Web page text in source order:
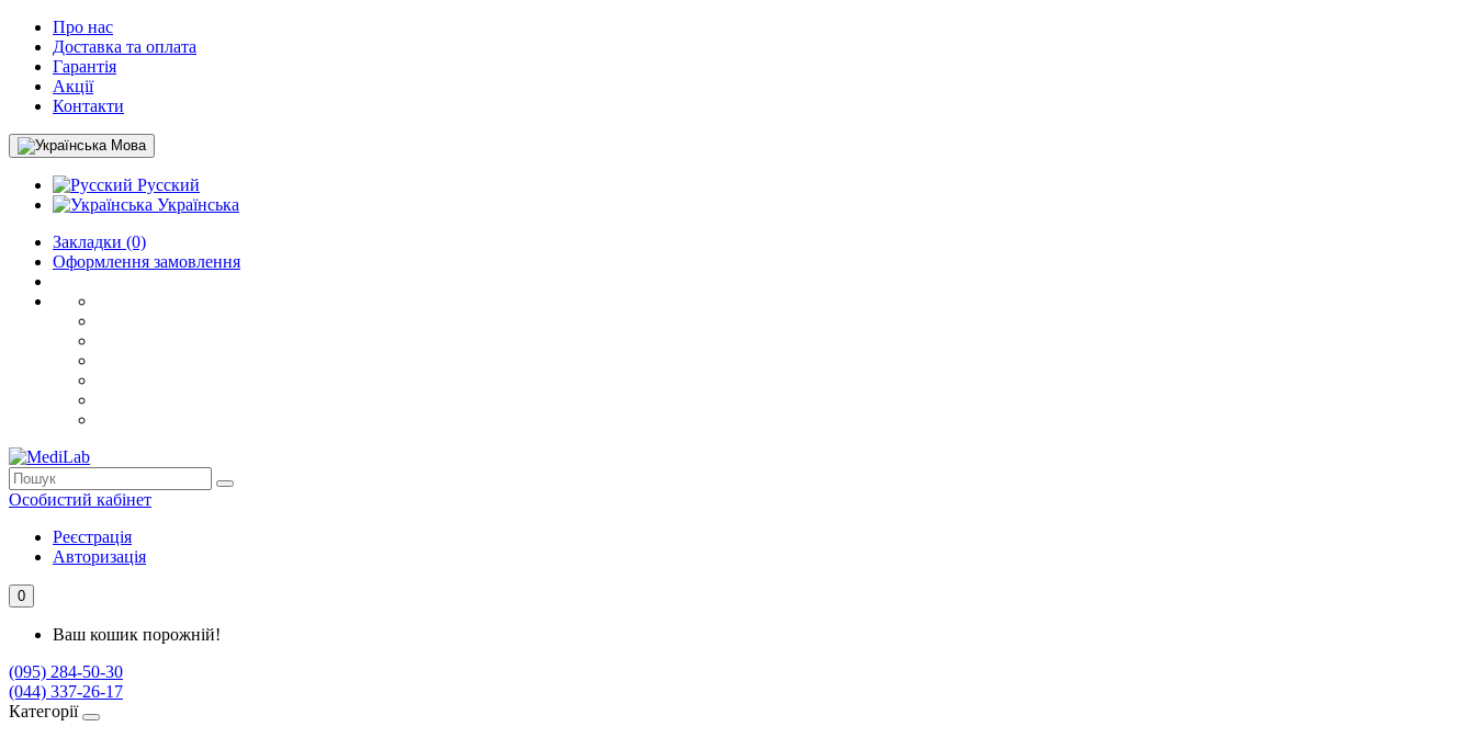
Про нас
Доставка та оплата
Гарантія
Акції
Контакти
Мова
Русский
Українська
Закладки (0)
Оформлення замовлення
Особистий кабінет
Реєстрація
Авторизація
0
Ваш кошик порожній!
(095) 284-50-30
(044) 337-26-17
Категорії